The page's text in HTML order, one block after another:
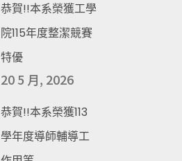
恭賀!!本系榮獲工學
院115年度整潔競賽
特優
20 5 月, 2026
恭賀!!本系榮獲113
學年度導師輔導工